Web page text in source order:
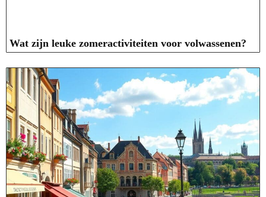
Wat zijn leuke zomeractiviteiten voor volwassenen?